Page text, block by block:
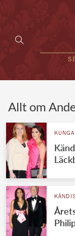
Allt om